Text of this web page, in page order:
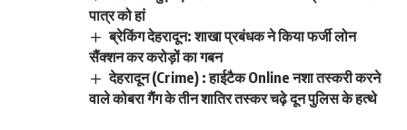
पात्र को हां
ब्रेकिंग देहरादून: शाखा प्रबंधक ने किया फर्जी लोन
सैंक्शन कर करोड़ों का गबन
देहरादून (Crime) : हाईटैक Online नशा तस्करी करने
वाले कोबरा गैंग के तीन शातिर तस्कर चढ़े दून पुलिस के हत्थे